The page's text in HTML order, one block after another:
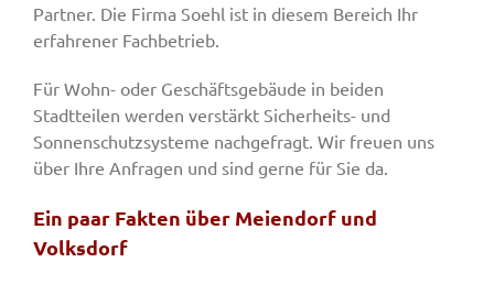
Partner. Die Firma Soehl ist in diesem Bereich Ihr
erfahrener Fachbetrieb.
Für Wohn- oder Geschäftsgebäude in beiden
Stadtteilen werden verstärkt Sicherheits- und
Sonnenschutzsysteme nachgefragt. Wir freuen uns
über Ihre Anfragen und sind gerne für Sie da.
Ein paar Fakten über Meiendorf und
Volksdorf